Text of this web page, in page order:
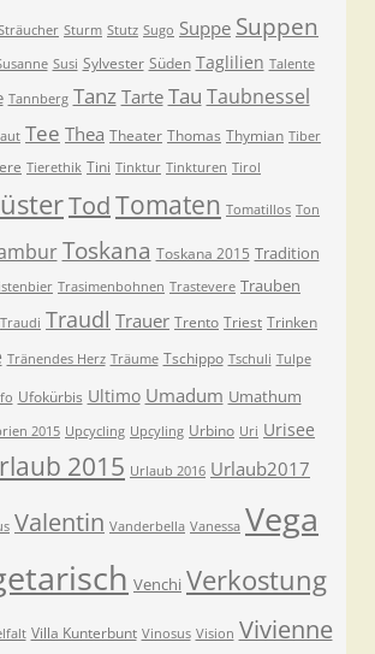
Sturm Stutz Sugo Suppe Suppen
Susi Sylvester Süden Taglilien Talente
Tannberg Tanz Tarte Tau Taubnessel
Tee Thea Theater Thomas Thymian Tiber
Tierethik Tini Tinktur Tinkturen Tirol
TodTomaten Tomatillos Ton
Toskana Toskana 2015 Tradition
Trasimenbohnen Trastevere Trauben
Traudi Traudl Trauer Trento Triest Trinken
Tränendes Herz Träume Tschippo Tschuli Tulpe
Ufokürbis Ultimo Umadum Umathum
2015 Upcycling Upcyling Urbino Uri Urisee
2015 Urlaub 2016 Urlaub2017
Valentin Vanderbella Vanessa Vega
Venchi Verkostung
Villa Kunterbunt Vinosus Vision Vivienne